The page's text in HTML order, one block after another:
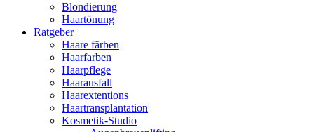
Blondierung
Haartönung
Ratgeber
Haare färben
Haarfarben
Haarpflege
Haarausfall
Haarextentions
Haartransplantation
Kosmetik-Studio